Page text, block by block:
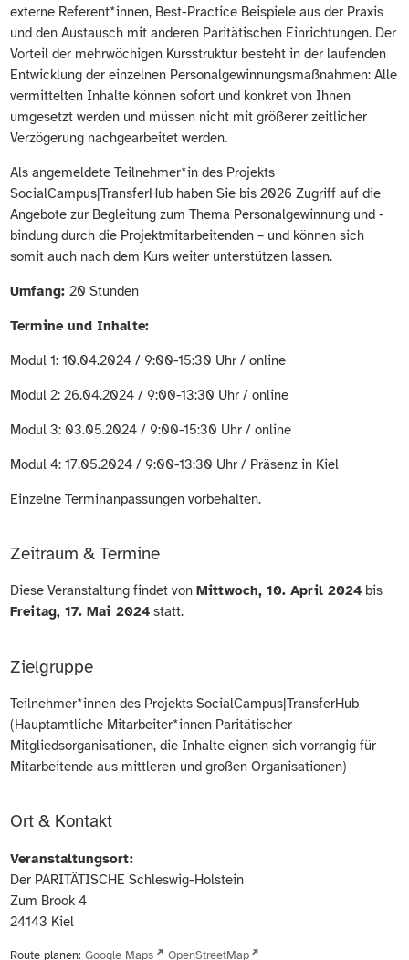
externe Referent*innen, Best-Practice Beispiele aus der Praxis
und den Austausch mit anderen Paritätischen Einrichtungen. Der
Vorteil der mehrwöchigen Kursstruktur besteht in der laufenden
Entwicklung der einzelnen Personalgewinnungsmaßnahmen: Alle
vermittelten Inhalte können sofort und konkret von Ihnen
umgesetzt werden und müssen nicht mit größerer zeitlicher
Verzögerung nachgearbeitet werden.
Als angemeldete Teilnehmer*in des Projekts
SocialCampus|TransferHub haben Sie bis 2026 Zugriff auf die
Angebote zur Begleitung zum Thema Personalgewinnung und -
bindung durch die Projektmitarbeitenden – und können sich
somit auch nach dem Kurs weiter unterstützen lassen.
Umfang: 20 Stunden
Termine und Inhalte:
Modul 1: 10.04.2024 / 9:00-15:30 Uhr / online
Modul 2: 26.04.2024 / 9:00-13:30 Uhr / online
Modul 3: 03.05.2024 / 9:00-15:30 Uhr / online
Modul 4: 17.05.2024 / 9:00-13:30 Uhr / Präsenz in Kiel
Einzelne Terminanpassungen vorbehalten.
Zeitraum & Termine
Diese Veranstaltung findet vonMittwoch, 10. April 2024 bis
Freitag, 17. Mai 2024statt.
Zielgruppe
Teilnehmer*innen des Projekts SocialCampus|TransferHub
(Hauptamtliche Mitarbeiter*innen Paritätischer
Mitgliedsorganisationen, die Inhalte eignen sich vorrangig für
Mitarbeitende aus mittleren und großen Organisationen)
Ort & Kontakt
Veranstaltungsort:
Der PARITÄTISCHE Schleswig-Holstein
Zum Brook 4
24143 Kiel
Route planen: Google Maps OpenStreetMap